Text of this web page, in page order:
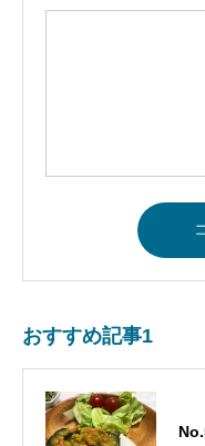
おすすめ記事1
No.5466 久し